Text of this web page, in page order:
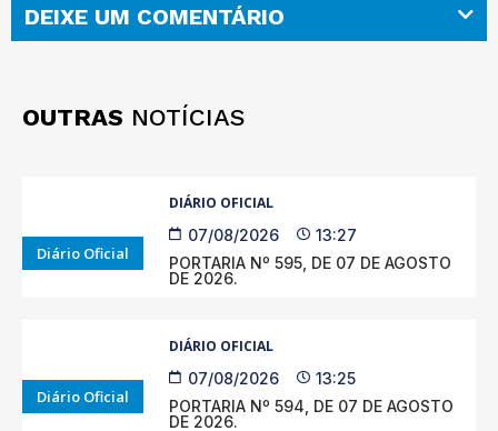
DEIXE UM COMENTÁRIO
OUTRAS NOTÍCIAS
Diário Oficial
DIÁRIO OFICIAL
07/08/2026
13:27
PORTARIA Nº 595, DE 07 DE AGOSTO
DE 2026.
Diário Oficial
DIÁRIO OFICIAL
07/08/2026
13:25
PORTARIA Nº 594, DE 07 DE AGOSTO
DE 2026.